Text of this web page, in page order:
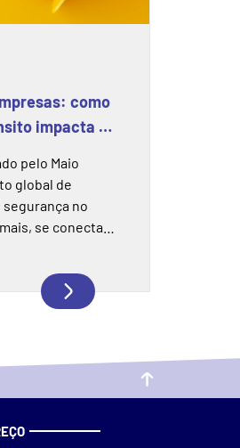
como
impacta a
pelo Maio
global de
no
se conecta
possuem
que
a......